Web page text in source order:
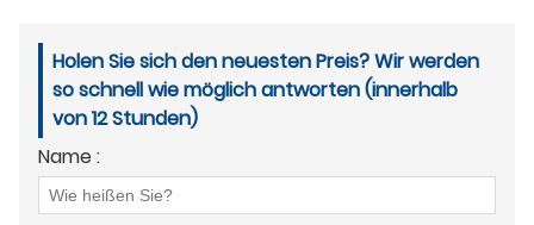
Holen Sie sich den neuesten Preis? Wir werden
so schnell wie möglich antworten (innerhalb
von 12 Stunden)
Name :